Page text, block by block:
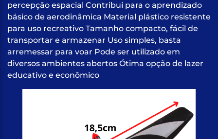
percepção espacial Contribui para o aprendizado
básico de aerodinâmica Material plástico resistente
para uso recreativo Tamanho compacto, fácil de
transportar e armazenar Uso simples, basta
arremessar para voar Pode ser utilizado em
diversos ambientes abertos Ótima opção de lazer
educativo e econômico